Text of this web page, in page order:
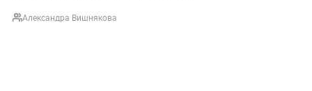
Александра Вишнякова